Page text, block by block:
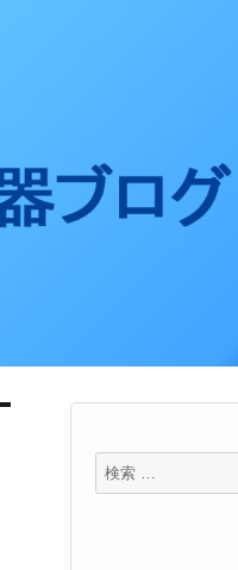
検
索